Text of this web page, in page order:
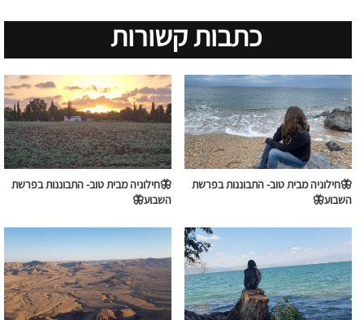
כתבות קשורות
🦋חילוניה מבית טוב- התבוננות בפרשת
השבוע🦋
🦋חילוניה מבית טוב- התבוננות בפרשת
השבוע🦋